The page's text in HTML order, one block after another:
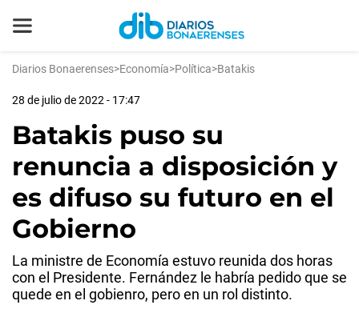
Diarios Bonaerenses>Economía>Política>Batakis
28 de julio de 2022 - 17:47
Batakis puso su
renuncia a disposición y
es difuso su futuro en el
Gobierno
La ministre de Economía estuvo reunida dos horas
con el Presidente. Fernández le habría pedido que se
quede en el gobienro, pero en un rol distinto.